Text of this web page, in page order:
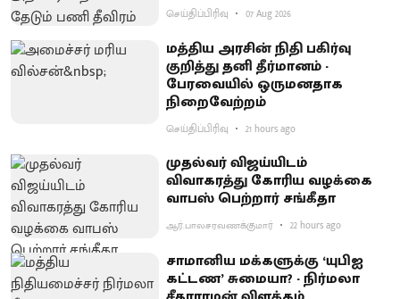
செய்திப்பிரிவு 07 Aug 2026
மத்திய அரசின் நிதி பகிர்வு
குறித்து தனி தீர்மானம் -
பேரவையில் ஒருமனதாக
நிறைவேற்றம்
செய்திப்பிரிவு 21 hours ago
முதல்வர் விஜய்யிடம்
விவாகரத்து கோரிய வழக்கை
வாபஸ் பெற்றார் சங்கீதா
ஆர்.பாலசரவணக்குமார் 22 hours ago
சாமானிய மக்களுக்கு ‘யுபிஐ
கட்டண’ சுமையா? - நிர்மலா